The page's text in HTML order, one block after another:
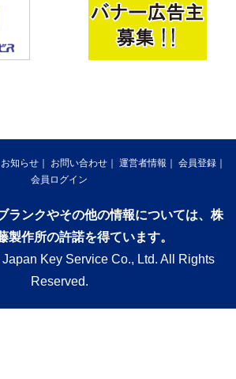
お知らせ お問い合わせ 運営者情報
会員登録
会員ログイン
ランクやその他の情報については、株
製作所の許諾を得ています。
Key Service Co., Ltd. All Rights
Reserved.